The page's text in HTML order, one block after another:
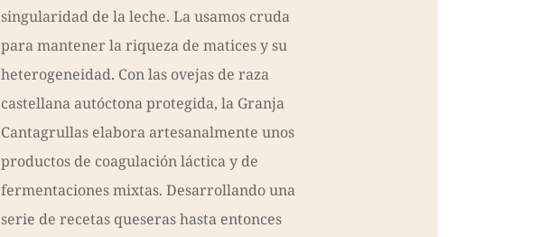
singularidad de la leche. La usamos cruda
para mantener la riqueza de matices y su
heterogeneidad. Con las ovejas de raza
castellana autóctona protegida, la Granja
Cantagrullas elabora artesanalmente unos
productos de coagulación láctica y de
fermentaciones mixtas. Desarrollando una
serie de recetas queseras hasta entonces